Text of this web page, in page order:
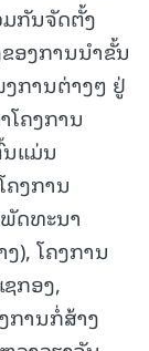
ກັນຈັດຕັ້ງ
ອງການນໍາຂັ້ນ
ການຕ່າງໆ ຢູ່
ໂຄງການ
ແມ່ນ
ຄງການ
ດທະນາ
), ໂຄງການ
ກອງ,
ການກໍ່ສ້າງ